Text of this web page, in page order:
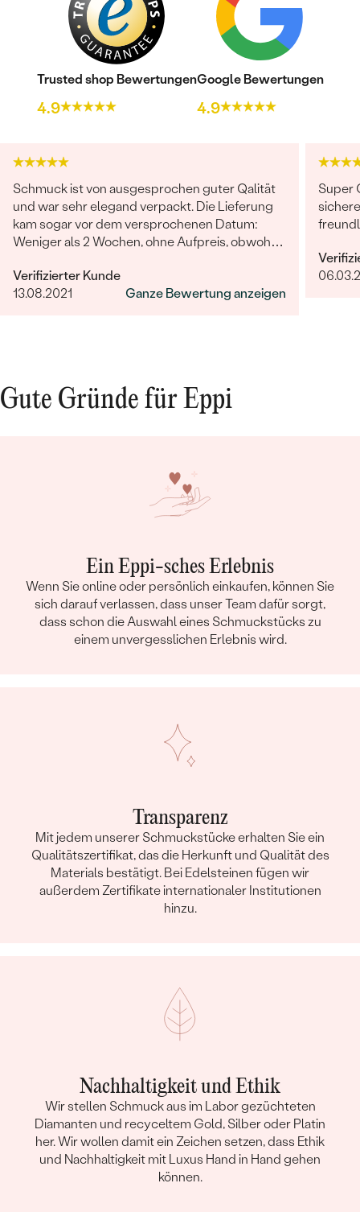
Trusted shop Bewertungen
4.9
Google Bewertungen
4.9
Schmuck ist von ausgesprochen guter Qalität
und war sehr elegand verpackt. Die Lieferung
kam sogar vor dem versprochenen Datum:
Weniger als 2 Wochen, ohne Aufpreis, obwohl
Lieferung wurde uns telefonisch vom
sympathischen Kundenservice bestätigt. Wir
Verifizierter Kunde
13.08.2021
Ganze Bewertung anzeigen
Super
Gute Gründe für Eppi
Ein Eppi-sches Erlebnis
Wenn Sie online oder persönlich einkaufen, können Sie
sich darauf verlassen, dass unser Team dafür sorgt,
dass schon die Auswahl eines Schmuckstücks zu
einem unvergesslichen Erlebnis wird.
Transparenz
Mit jedem unserer Schmuckstücke erhalten Sie ein
Qualitätszertifikat, das die Herkunft und Qualität des
Materials bestätigt. Bei Edelsteinen fügen wir
außerdem Zertifikate internationaler Institutionen
hinzu.
Nachhaltigkeit und Ethik
Wir stellen Schmuck aus im Labor gezüchteten
Diamanten und recyceltem Gold, Silber oder Platin
her. Wir wollen damit ein Zeichen setzen, dass Ethik
und Nachhaltigkeit mit Luxus Hand in Hand gehen
können.